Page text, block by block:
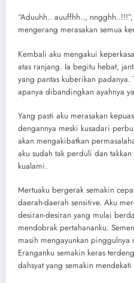
“Aduuhh.. auuffhh..,
mengerang merasakan semua
Kembali aku mengakui
atas ranjang. Ia begitu hebat,
yang pantas kuberikan padanya.
apanya dibandingkan ayahnya
Yang pasti aku merasakan
dengannya meski kusadari
akan mengakibatkan
aku sudah tak perduli dan
kualami.
Mertuaku bergerak semakin
daerah-daerah sensitive. Aku
desiran-desiran yang mulai
mendobrak pertahananku.
masih mengayunkan
Eranganku semakin keras
dahsyat yang semakin mendekati